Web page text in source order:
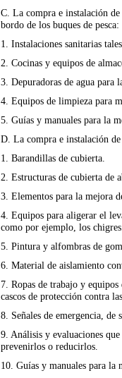
C. La compra e instalación
bordo de los buques de pesca:
1. Instalaciones sanitarias
2. Cocinas y equipos de
3. Depuradoras de agua para
4. Equipos de limpieza para
5. Guías y manuales para la
D. La compra e instalación
1. Barandillas de cubierta.
2. Estructuras de cubierta de
3. Elementos para la mejora
4. Equipos para aligerar el
como por ejemplo, los chigres.
5. Pintura y alfombras de
6. Material de aislamiento
7. Ropas de trabajo y
cascos de protección contra
8. Señales de emergencia, de
9. Análisis y evaluaciones
prevenirlos o reducirlos.
10. Guías y manuales para la